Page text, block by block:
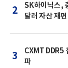
2
SK하이닉스,
달러 자산 재편
3
CXMT DDR5
파